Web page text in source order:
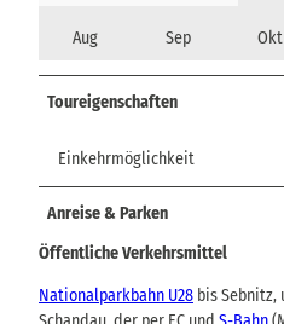
Aug Sep Okt
Toureigenschaften
Einkehrmöglichkeit
Anreise & Parken
Öffentliche Verkehrsmittel
Nationalparkbahn U28 bis Sebnitz,